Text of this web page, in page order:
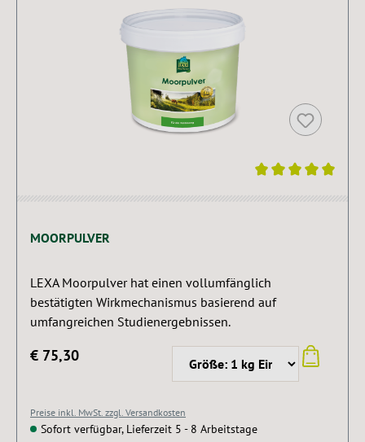
MOORPULVER
LEXA Moorpulver hat einen vollumfänglich
bestätigten Wirkmechanismus basierend auf
umfangreichen Studienergebnissen.
€ 75,30
Preise inkl. MwSt. zzgl. Versandkosten
Sofort verfügbar, Lieferzeit 5 - 8 Arbeitstage